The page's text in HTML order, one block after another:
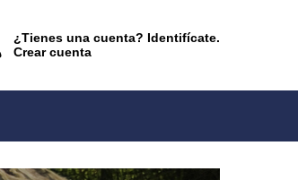
¿Tienes una cuenta? Identifícate.
Crear cuenta